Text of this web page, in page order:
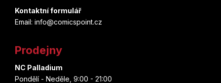
Kontaktní formulář
Email: info@comicspoint.cz
Prodejny
NC Palladium
Pondělí - Neděle, 9:00 - 21:00